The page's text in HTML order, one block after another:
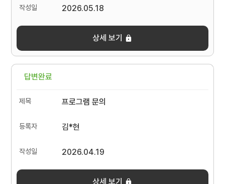
2026.05.18
상세 보기
답변완료
프로그램 문의
김*현
2026.04.19
상세 보기